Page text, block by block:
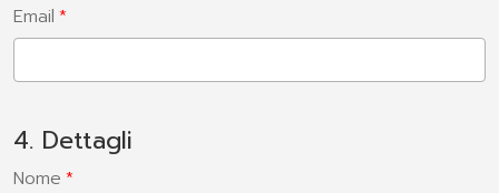
Email
4. Dettagli
Nome